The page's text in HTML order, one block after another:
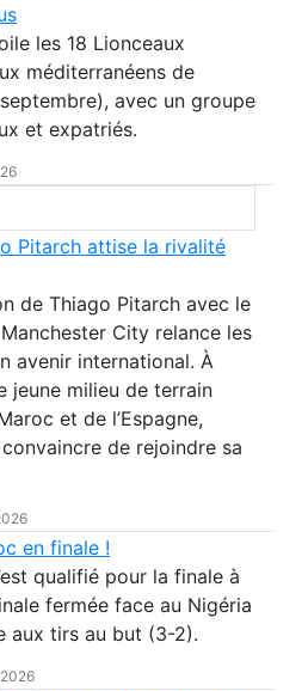
les 18 Lionceaux
méditerranéens de
avec un groupe
et expatriés.
Pitarch attise la rivalité
de Thiago Pitarch avec le
City relance les
avenir international. À
jeune milieu de terrain
et de l’Espagne,
de rejoindre sa
en finale !
qualifié pour la finale à
fermée face au Nigéria
aux tirs au but (3-2).